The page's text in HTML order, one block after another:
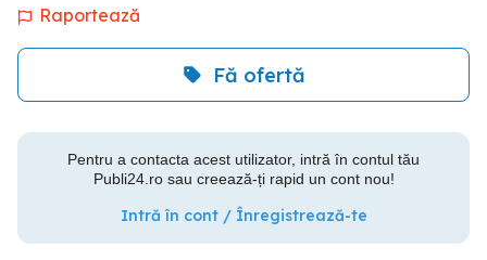
Raportează
Fă ofertă
Pentru a contacta acest utilizator, intră în contul tău
Publi24.ro sau creează-ți rapid un cont nou!
Intră în cont / Înregistrează-te